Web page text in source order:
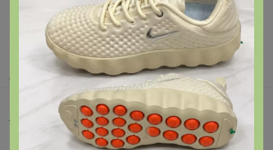
Как здесь все устроено?
Как сделать заказ?
Как получить?
Доставка
Шоурумы
Торговые марки
Наша команда